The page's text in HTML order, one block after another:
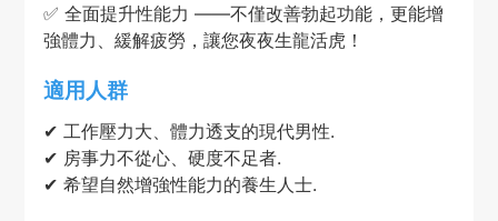
✅ 全面提升性能力 ——不僅改善勃起功能，更能增
強體力、緩解疲勞，讓您夜夜生龍活虎！
適用人群
✔ 工作壓力大、體力透支的現代男性.
✔ 房事力不從心、硬度不足者.
✔ 希望自然增強性能力的養生人士.